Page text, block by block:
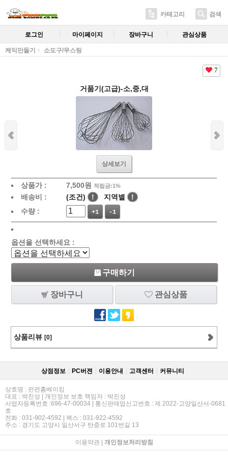
카테고리 검색
로그인 마이페이지 장바구니 관심상품
케익만들기 소도구/무스링
7
거품기(고급)-소,중,대
상세보기
상품가 : 7,500원 적립금:1%
배송비 : (조건) ! 지역별
!
수량 :
+1 -1
옵션을 선택하세요 :
구매하기
장바구니 관심상품
상품리뷰 [0]
상점정보 PC버젼 이용안내 고객센터 커뮤니티
상호명 : 펀펀홈베이킹
대표 : 박진성 | 개인정보 보호 책임자 : 박진성
사업자등록번호 :696-47-00034 | 통신판매업신고번호 : 제 2022-고양일산서-0681
호
전화 : 031-902-4592 | 팩스 : 031-922-4592
주소 : 경기도 고양시 일산서구 탄중로 101번길 13
이용약관| 개인정보처리방침